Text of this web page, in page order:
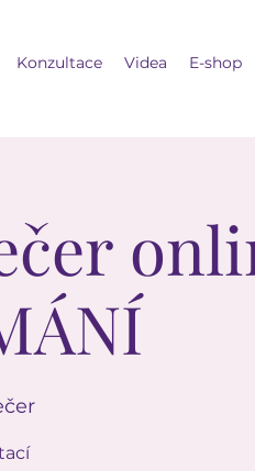
Konzultace Videa E-shop